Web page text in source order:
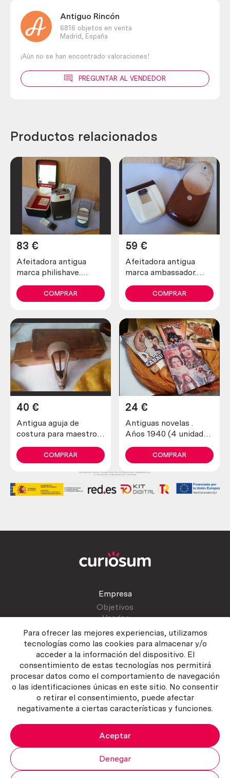
Para ofrecer las mejores experiencias, utilizamos
tecnologías como las cookies para almacenar y/o
acceder a la información del dispositivo. El
consentimiento de estas tecnologías nos permitirá
procesar datos como el comportamiento de navegación
o las identificaciones únicas en este sitio. No consentir
o retirar el consentimiento, puede afectar
negativamente a ciertas características y funciones.
Aceptar
Denegar
Antiguo Rincón
6816 objetos en venta
Madrid,
España
¡Aún no se han encontrado valoraciones!
PREGUNTAR AL VENDEDOR
Productos relacionados
Afeitadora antigua
marca philishave.
colección
83 €
COMPRAR
Afeitadora antigua
marca ambassador.
colección
59 €
COMPRAR
Antigua aguja de
costura para maestros
Años 30
40 €
COMPRAR
Antiguas novelas .
Años 1940 (4 unidades
24 €
COMPRAR
Empresa
Objetivos
Vender
Atención al cliente
Contactar
Manual del vendedor
Política del servicio
Política de Cookies
Copyright ©2026 Curiosum S.L. Todos los derechos reservados.